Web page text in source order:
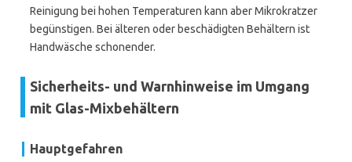
Reinigung bei hohen Temperaturen kann aber Mikrokratzer
begünstigen. Bei älteren oder beschädigten Behältern ist
Handwäsche schonender.
Sicherheits- und Warnhinweise im Umgang
mit Glas-Mixbehältern
Hauptgefahren